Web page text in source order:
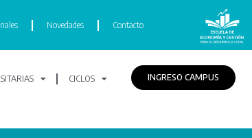
Novedades Contacto
CICLOS INGRESO CAMPUS